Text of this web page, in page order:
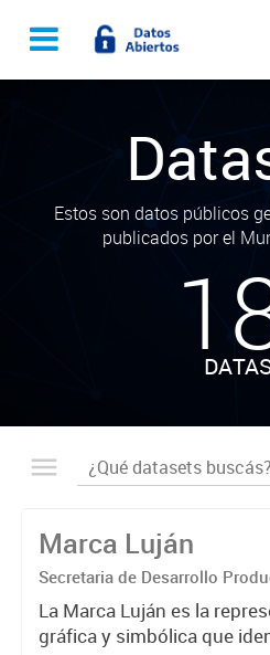
Estos son datos públicos
publicados por el
Marca Luján
Secretaria de Desarrollo
La Marca Luján es la
gráfica y simbólica que